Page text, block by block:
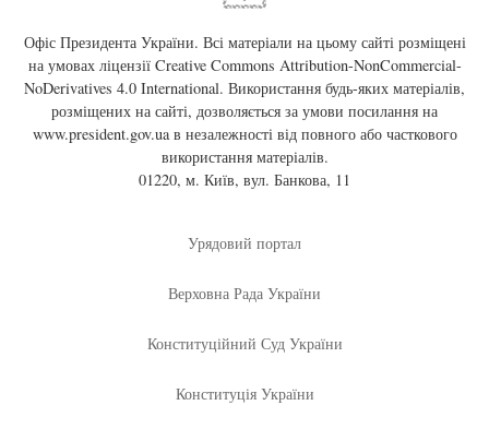
Офіс Президента України. Всі матеріали на цьому сайті розміщені
на умовах ліцензії Creative Commons Attribution-NonCommercial-
NoDerivatives 4.0 International. Використання будь-яких матеріалів,
розміщених на сайті, дозволяється за умови посилання на
www.president.gov.uaв незалежності від повного або часткового
використання матеріалів.
01220, м. Київ, вул. Банкова, 11
Урядовий портал
Верховна Рада України
Конституційний Суд України
Конституція України